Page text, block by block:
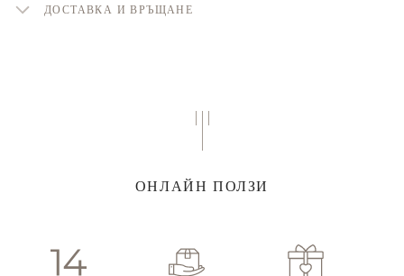
ДОСТАВКА И ВРЪЩАНЕ
ОНЛАЙН ПОЛЗИ